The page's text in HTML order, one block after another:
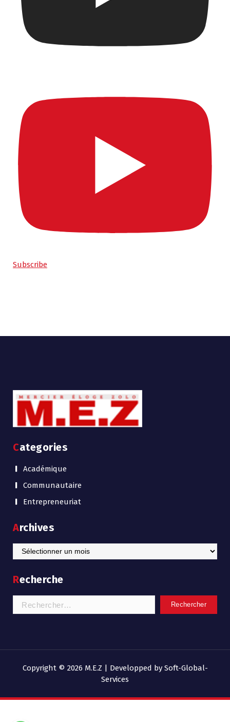
Subscribe
Categories
Académique
Communautaire
Entrepreneuriat
Archives
Archives
Recherche
Rechercher :
Copyright © 2026 M.E.Z | Developped by Soft-Global-
Services